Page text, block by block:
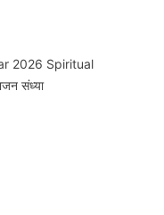
2026 Spiritual
संध्या